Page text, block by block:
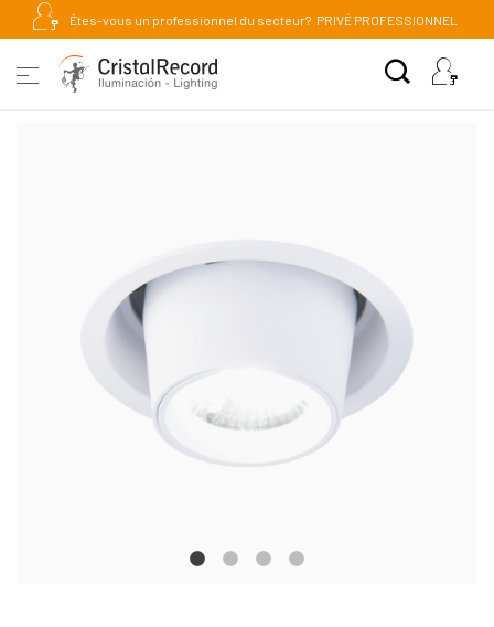
Êtes-vous un professionnel du secteur? PRIVÉ PROFESSIONNEL